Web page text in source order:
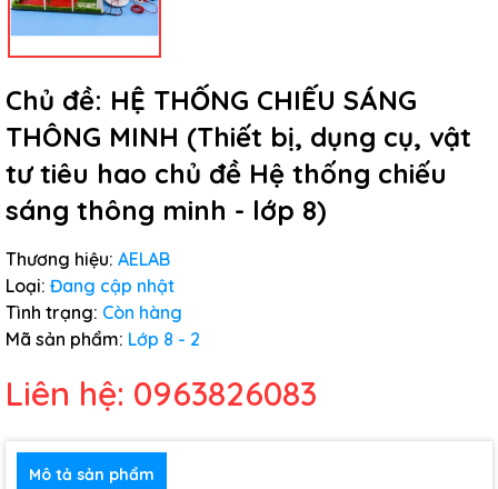
Chủ đề: HỆ THỐNG CHIẾU SÁNG
THÔNG MINH (Thiết bị, dụng cụ, vật
tư tiêu hao chủ đề Hệ thống chiếu
sáng thông minh - lớp 8)
Thương hiệu: AELAB
Loại: Đang cập nhật
Tình trạng: Còn hàng
Mã sản phẩm: Lớp 8 - 2
Liên hệ: 0963826083
Mô tả sản phẩm